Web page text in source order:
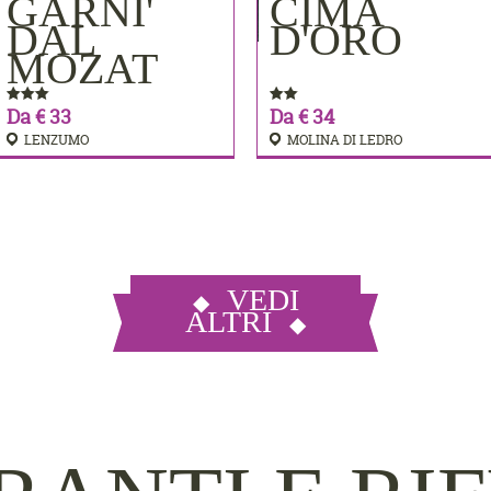
GARNI'
DAL
MOZAT
Da € 33
LENZUMO
PRENOTA CIMA
D'ORO
Da € 34
MOLINA DI LEDRO
PRENOTA
VEDI
ALTRI